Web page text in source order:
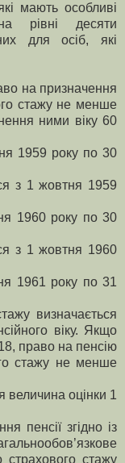
мають особливі
рівні десяти
для осіб, які
на призначення
стажу не менше
ними віку 60
1959 року по 30
з 1 жовтня 1959
1960 року по 30
з 1 жовтня 1960
1961 року по 31
визначається
віку. Якщо
право на пенсію
стажу не менше
величина оцінки 1
пенсії згідно із
стажу